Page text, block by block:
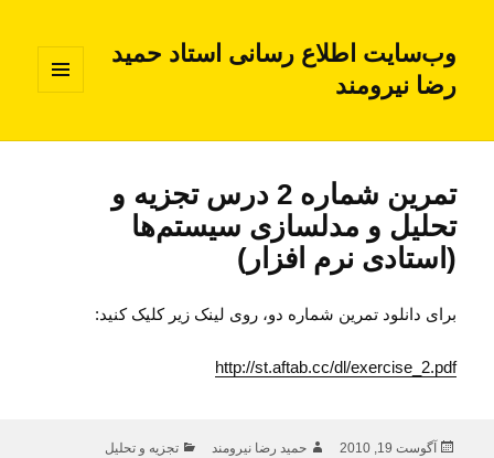
وب‌سایت اطلاع رسانی استاد حمید
رضا نیرومند
تمرین شماره 2 درس تجزیه و
تحلیل و مدلسازی سیستم‌ها
(استادی نرم افزار)
برای دانلود تمرین شماره دو، روی لینک زیر کلیک کنید:
http://st.aftab.cc/dl/exercise_2.pdf
ارسال
آگوست 19, 2010 نویسنده
حمید رضا نیرومند دسته‌ها
تجزیه و تحلیل